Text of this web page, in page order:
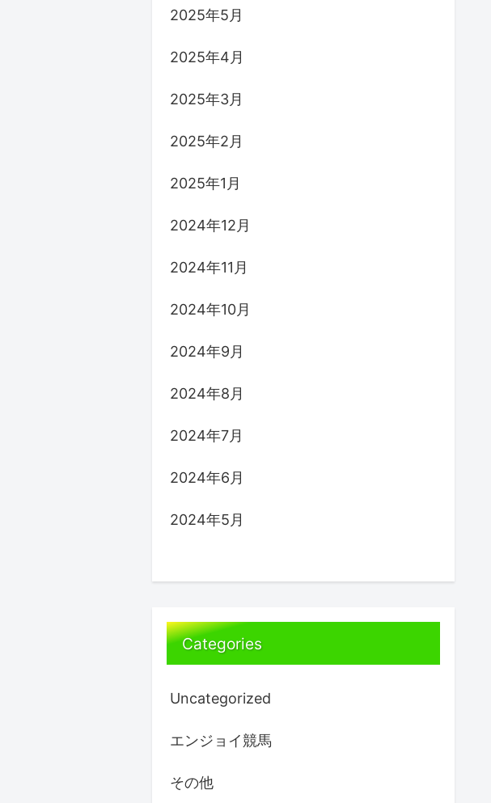
2025年5月
2025年4月
2025年3月
2025年2月
2025年1月
2024年12月
2024年11月
2024年10月
2024年9月
2024年8月
2024年7月
2024年6月
2024年5月
Categories
Uncategorized
エンジョイ競馬
その他